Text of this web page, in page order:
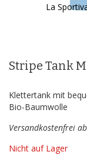
La
der
Bildergalerie
Stripe Tank M
Klettertank mit
Bio-Baumwolle
Versandkostenfrei
Nicht auf Lager